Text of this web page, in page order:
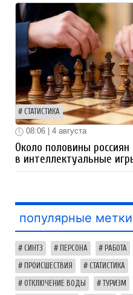
СТАТИСТИКА
08:06 | 4 августа
Около половины россиян
в интеллектуальные
популярные метки
СИНТЗ ПЕРСОНА РАБОТА
ПРОИСШЕСТВИЯ СТАТИСТИКА
ОТКЛЮЧЕНИЕ ВОДЫ ТУРИЗМ